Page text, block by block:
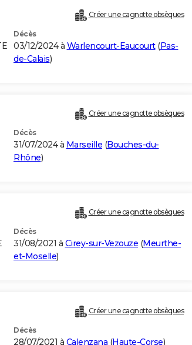
Créer une cagnotte obsèques
Décès
03/12/2024 à Warlencourt-Eaucourt(Pas-
de-Calais)
Créer une cagnotte obsèques
Décès
31/07/2024 à Marseille (Bouches-du-
Rhône)
Créer une cagnotte obsèques
Décès
31/08/2021 à Cirey-sur-Vezouze (Meurthe-
et-Moselle)
Créer une cagnotte obsèques
Décès
28/07/2021 à Calenzana (Haute-Corse)